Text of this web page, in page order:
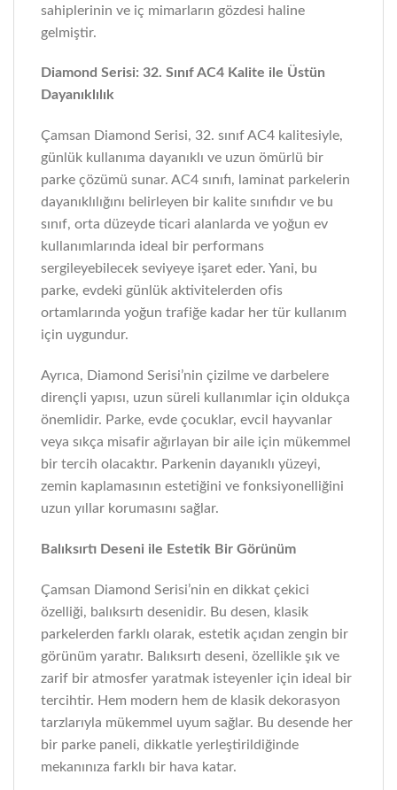
sahiplerinin ve iç mimarların gözdesi haline
gelmiştir.
Diamond Serisi: 32. Sınıf AC4 Kalite ile Üstün
Dayanıklılık
Çamsan Diamond Serisi, 32. sınıf AC4 kalitesiyle,
günlük kullanıma dayanıklı ve uzun ömürlü bir
parke çözümü sunar. AC4 sınıfı, laminat parkelerin
dayanıklılığını belirleyen bir kalite sınıfıdır ve bu
sınıf, orta düzeyde ticari alanlarda ve yoğun ev
kullanımlarında ideal bir performans
sergileyebilecek seviyeye işaret eder. Yani, bu
parke, evdeki günlük aktivitelerden ofis
ortamlarında yoğun trafiğe kadar her tür kullanım
için uygundur.
Ayrıca, Diamond Serisi’nin çizilme ve darbelere
dirençli yapısı, uzun süreli kullanımlar için oldukça
önemlidir. Parke, evde çocuklar, evcil hayvanlar
veya sıkça misafir ağırlayan bir aile için mükemmel
bir tercih olacaktır. Parkenin dayanıklı yüzeyi,
zemin kaplamasının estetiğini ve fonksiyonelliğini
uzun yıllar korumasını sağlar.
Balıksırtı Deseni ile Estetik Bir Görünüm
Çamsan Diamond Serisi’nin en dikkat çekici
özelliği, balıksırtı desenidir. Bu desen, klasik
parkelerden farklı olarak, estetik açıdan zengin bir
görünüm yaratır. Balıksırtı deseni, özellikle şık ve
zarif bir atmosfer yaratmak isteyenler için ideal bir
tercihtir. Hem modern hem de klasik dekorasyon
tarzlarıyla mükemmel uyum sağlar. Bu desende her
bir parke paneli, dikkatle yerleştirildiğinde
mekanınıza farklı bir hava katar.